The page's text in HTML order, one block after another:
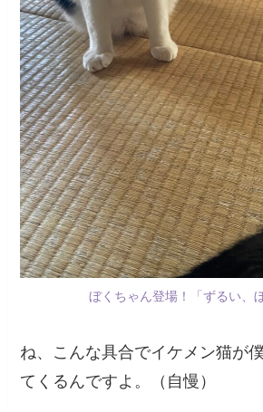
ぼくちゃん登場！「ずるい、
ね、こんな具合でイケメン猫が
てくるんですよ。（自慢）